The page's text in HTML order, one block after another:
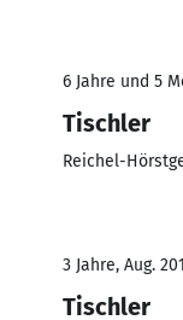
6 Jahre und 5
Tischler
Reichel-
3 Jahre, Aug.
Tischler